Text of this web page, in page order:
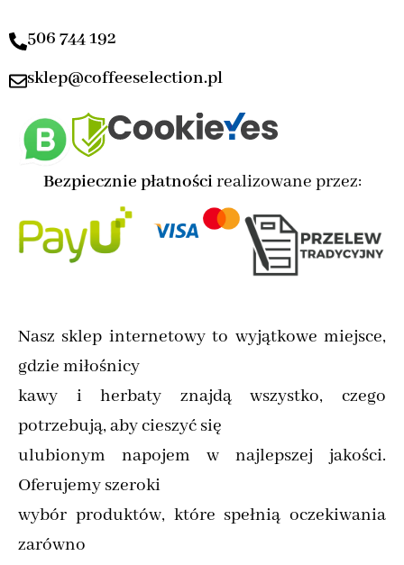
506 744 192
sklep@coffeeselection.pl
Bezpiecznie płatnościrealizowane przez:
Nasz sklep internetowy to wyjątkowe miejsce,
gdzie miłośnicy
kawy i herbaty znajdą wszystko, czego
potrzebują, aby cieszyć się
ulubionym napojem w najlepszej jakości.
Oferujemy szeroki
wybór produktów, które spełnią oczekiwania
zarówno